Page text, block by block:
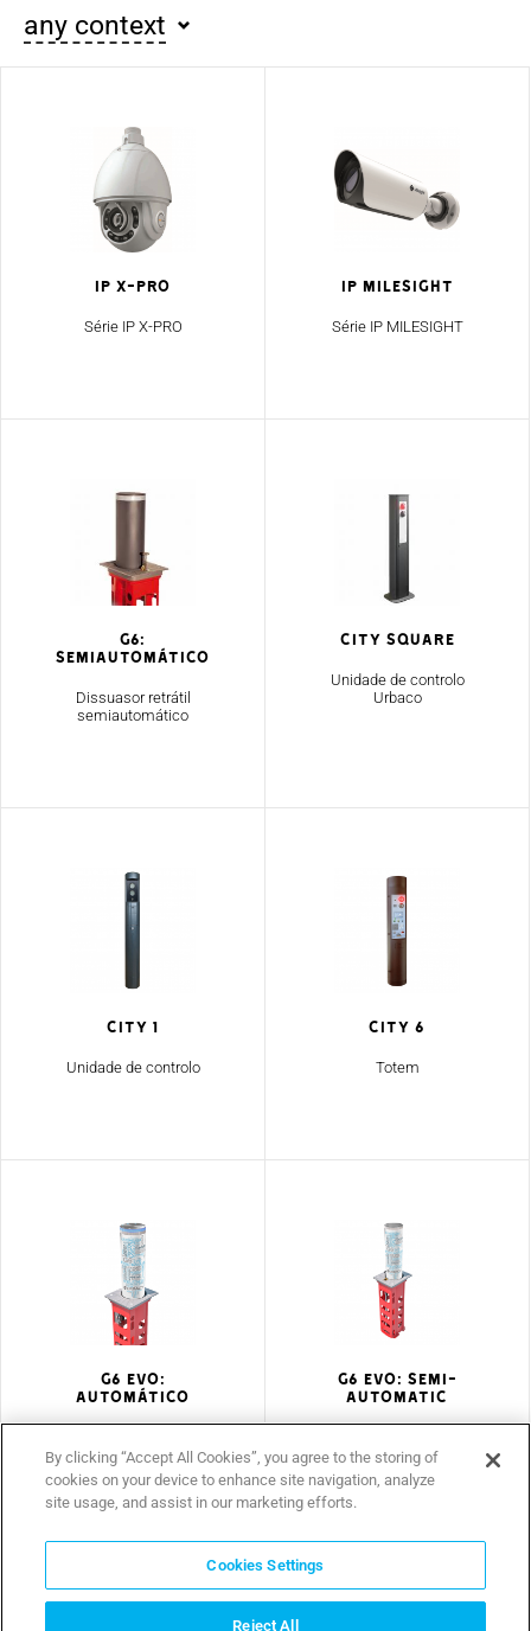
any context
IP X-PRO
Série IP X-PRO
IP Milesight
Série IP MILESIGHT
G6:
SEMIAUTOMÁTICO
Dissuasor retrátil
semiautomático
CITY SQUARE
Unidade de controlo
Urbaco
CITY 1
Unidade de controlo
CITY 6
Totem
G6 EVO:
AUTOMÁTICO
automático
G6 EVO: SEMI-
AUTOMATIC
semiautomático
By clicking “Accept All Cookies”, you agree to the storing of
cookies on your device to enhance site navigation, analyze
site usage, and assist in our marketing efforts.
Cookies Settings
Reject All